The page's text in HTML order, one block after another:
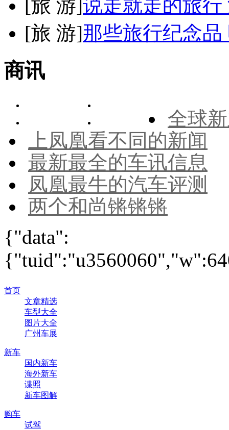
旅 游 说走就走的旅
[旅 游]那些旅行纪念
商讯
全球
上凤凰看不同的新闻
最新最全的车讯信息
凤凰最牛的汽车评测
两个和尚锵锵锵
{"data":
首页
文章精选
车型大全
图片大全
广州车展
新车
国内新车
海外新车
谍照
新车图解
购车
试驾